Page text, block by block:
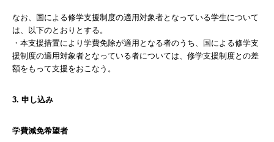
なお、国による修学支援制度の適用対象者となっている学生について
は、以下のとおりとする。
・本支援措置により学費免除が適用となる者のうち、国による修学支
援制度の適用対象者となっている者については、修学支援制度との差
額をもって支援をおこなう。
3. 申し込み
学費減免希望者